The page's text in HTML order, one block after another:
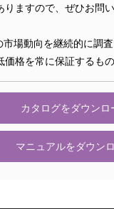
りますので、ぜひお問
場動向を継続的に調
価格を常に保証するも
カタログをダウンロ
マニュアルをダウン